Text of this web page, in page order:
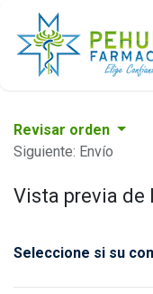
Revisar orden
Siguiente: Envío
Vista previa de
Seleccione si su